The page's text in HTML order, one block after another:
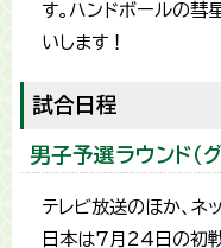
す。ハンドボールの彗
いします！
試合日程
男子予選ラウンド（
テレビ放送のほか、ネ
日本は7月24日の初